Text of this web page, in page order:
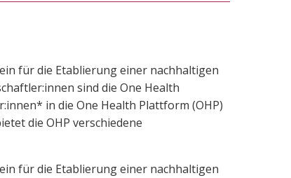
für die Etablierung einer nachhaltigen
sind die One Health
in die One Health Plattform (OHP)
die OHP verschiedene
für die Etablierung einer nachhaltigen